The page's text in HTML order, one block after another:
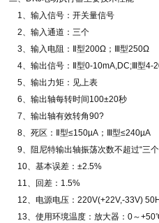
1、输入信号：开关量信号
2、输入通道：三个
3、输入电阻：Ⅱ型200Ω；Ⅲ型250Ω
4、输出信号：Ⅱ型0-10mA,DC;Ⅲ型4-
5、输出力矩：见上表
6、输出轴每转时间100±20秒
7、输出轴有效转角90?
8、死区：Ⅱ型≤150µA；Ⅲ型≤240µA
9、阻尼特输出轴振荡次数不超过“三
10、基本误差：±2.5%
11、回差：1.5%
12、电源电压：220V(+22V,-33V)
13、使用环境温度：放大器：0～